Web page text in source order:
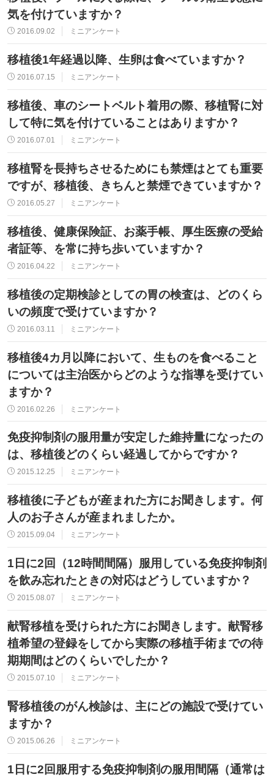
気を付けていますか？
2016.09.02 ミニアンケート
移植後1年経過以降、生卵は食べていますか？
2016.07.15 ミニアンケート
移植後、車のシートベルト着用の際、移植腎に対
して特に気を付けていることはありますか？
2016.07.01 ミニアンケート
移植腎を長持ちさせるためにも禁煙はとても重要
ですが、移植後、きちんと禁煙できていますか？
2016.05.27 ミニアンケート
移植後、健康保険証、お薬手帳、厚生医療の受給
者証等、を常に持ち歩いていますか？
2016.04.22 ミニアンケート
移植後の定期検診としての胃の検査は、どのくら
いの頻度で受けていますか？
2016.03.11 ミニアンケート
移植後4カ月以降において、生ものを食べること
については主治医からどのような指導を受けてい
ますか？
2016.02.26 ミニアンケート
免疫抑制剤の服用量が安定した維持量になったの
は、移植後どのくらい経過してからですか？
2015.12.25 ミニアンケート
移植後に子どもが産まれた方にお聞きします。何
人のお子さんが産まれましたか。
2015.09.04 ミニアンケート
1日に2回（12時間間隔）服用している免疫抑制剤
を飲み忘れたときの対応はどうしていますか？
2015.08.07 ミニアンケート
献腎移植を受けられた方にお聞きします。献腎移
植希望の登録をしてから実際の移植手術までの待
期期間はどのくらいでしたか？
2015.07.10 ミニアンケート
腎移植後のがん検診は、主にどの施設で受けてい
ますか？
2015.06.26 ミニアンケート
1日に2回服用する免疫抑制剤の服用間隔（通常は